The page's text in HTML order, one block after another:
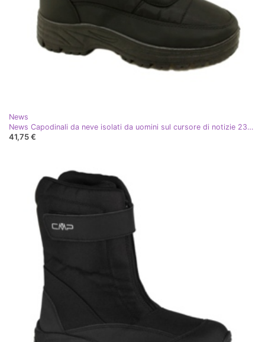
News
News Capodinali da neve isolati da uomini sul cursore di notizie 23MN26-4997 NERO
41,75 €